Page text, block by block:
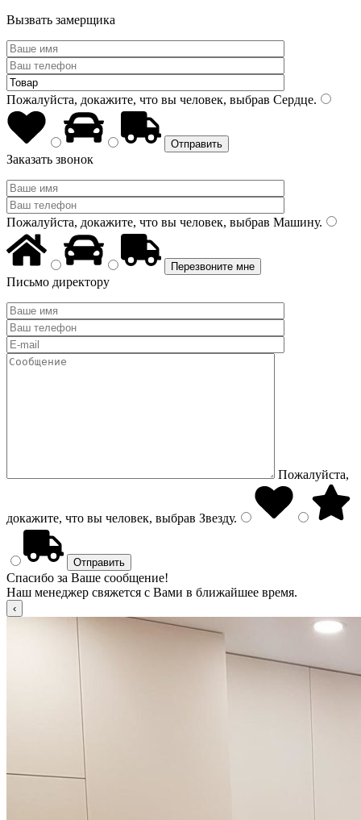
Вызвать замерщика
Пожалуйста, докажите, что вы человек, выбрав Сердце.
Заказать звонок
Пожалуйста, докажите, что вы человек, выбрав Машину.
Письмо директору
Пожалуйста,
докажите, что вы человек, выбрав Звезду.
Спасибо за Ваше сообщение!
Наш менеджер свяжется с Вами в ближайшее время.